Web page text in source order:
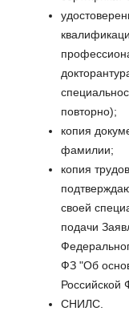
повторно);
копия
фамилии;
копия
своей
подачи
ФЗ "Об
Российской
СНИЛС.